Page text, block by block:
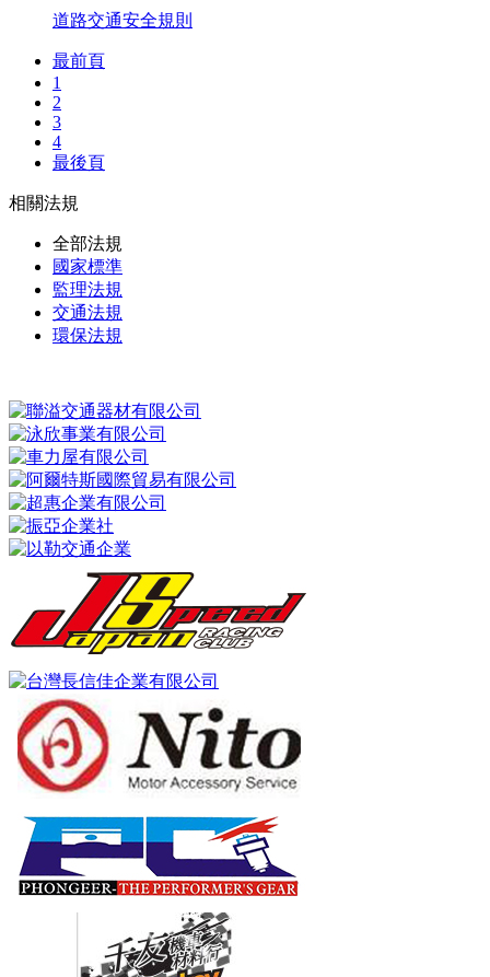
道路交通安全規則
最前頁
1
2
3
4
最後頁
相關法規
全部法規
國家標準
監理法規
交通法規
環保法規